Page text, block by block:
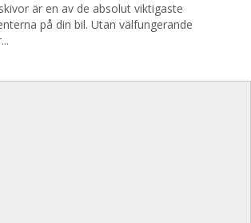
är en av de absolut viktigaste
på din bil. Utan välfungerande